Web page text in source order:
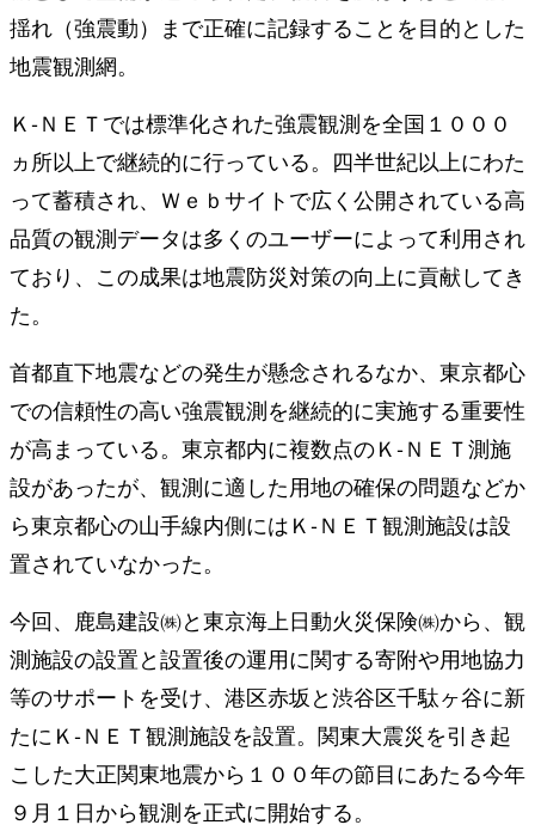
揺れ（強震動）まで正確に記録することを目的とした
地震観測網。
Ｋ‐ＮＥＴでは標準化された強震観測を全国１０００
ヵ所以上で継続的に行っている。四半世紀以上にわた
って蓄積され、Ｗｅｂサイトで広く公開されている高
品質の観測データは多くのユーザーによって利用され
ており、この成果は地震防災対策の向上に貢献してき
た。
首都直下地震などの発生が懸念されるなか、東京都心
での信頼性の高い強震観測を継続的に実施する重要性
が高まっている。東京都内に複数点のＫ‐ＮＥＴ測施
設があったが、観測に適した用地の確保の問題などか
ら東京都心の山手線内側にはＫ‐ＮＥＴ観測施設は設
置されていなかった。
今回、鹿島建設㈱と東京海上日動火災保険㈱から、観
測施設の設置と設置後の運用に関する寄附や用地協力
等のサポートを受け、港区赤坂と渋谷区千駄ヶ谷に新
たにＫ‐ＮＥＴ観測施設を設置。関東大震災を引き起
こした大正関東地震から１００年の節目にあたる今年
９月１日から観測を正式に開始する。